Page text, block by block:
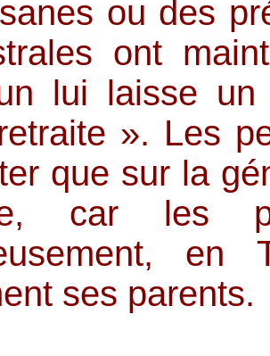
ou des
ont
lui laisse
». Les
que sur la
car les
en
ses parents.